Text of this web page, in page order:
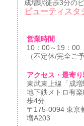
成増駅徒歩3分の
ビューティスタ
営業時間
10：00～19：00
（不定休/完全ご
アクセス・最寄
東武東上線「成
地下鉄メトロ有
歩4分
〒175-0094 東京
増A203